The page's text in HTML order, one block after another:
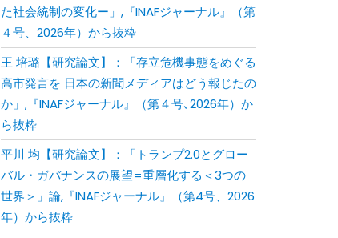
た社会統制の変化ー」,『INAFジャーナル』（第
４号、2026年）から抜粋
王 培璐【研究論文】：「存⽴危機事態をめぐる
⾼市発⾔を ⽇本の新聞メディアはどう報じたの
か」,『INAFジャーナル』（第４号､2026年）か
ら抜粋
平川 均【研究論文】：「トランプ2.0とグロー
バル・ガバナンスの展望=重層化する＜3つの
世界＞」論,『INAFジャーナル』（第4号、2026
年）から抜粋